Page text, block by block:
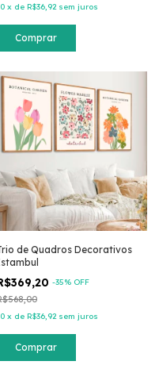
x de R$36,92 sem juros
Comprar
de Quadros Decorativos
-35% OFF
x de R$36,92 sem juros
Comprar